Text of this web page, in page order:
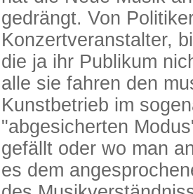
gedrängt. Von
Konzertveranstalter,
die ja ihr Publikum
alle sie fahren den
Kunstbetrieb im
"abgesicherten
gefällt oder wo man
es dem